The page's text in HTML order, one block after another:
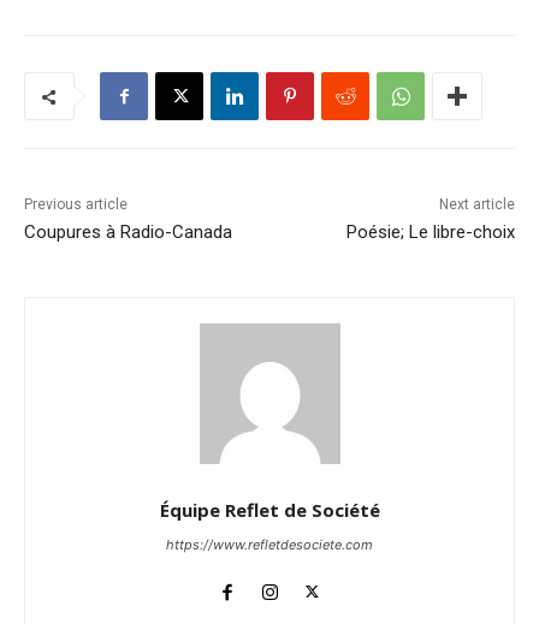
Previous article
Coupures à Radio-Canada
Next article
Poésie; Le libre-choix
Équipe Reflet de Société
https://www.refletdesociete.com